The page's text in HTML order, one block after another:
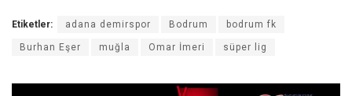
Etiketler: adana demirspor Bodrum bodrum fk
Burhan Eşer muğla Omar İmeri süper lig